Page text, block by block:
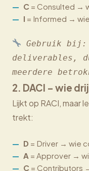
C = Consulted →
I = Informed →
Gebruik bij:
deliverables,
meerdere
2. DACI – wie
Lijkt op RACI, maar
trekt:
D = Driver → wie
A = Approver →
C = Contributors